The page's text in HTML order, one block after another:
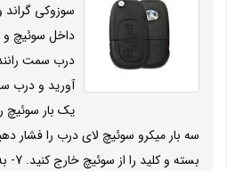
سوزوکی گراند
بسته